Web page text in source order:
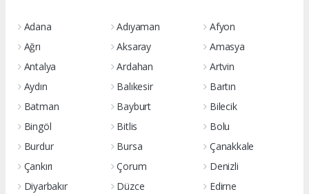
Adana Adıyaman
Afyon
Ağrı
Aksaray
Amasya
Antalya
Ardahan
Artvin
Aydın
Balıkesir
Bartın
Batman
Bayburt
Bilecik
Bingöl
Bitlis
Bolu
Burdur
Bursa
Çanakkale
Çankırı
Çorum
Denizli
Diyarbakır
Düzce
Edirne